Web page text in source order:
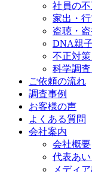
社員の
家出・
盗聴・
DNA親
不正対
科学調
ご依頼の流れ
調査事例
お客様の声
よくある質問
会社案内
会社概要
代表あ
メディ